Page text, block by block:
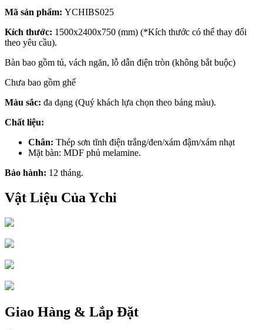
Mã sản phẩm: YCHIBS025
Kích thước: 1500x2400x750 (mm) (*Kích thước có thể thay đổi
theo yêu cầu).
Bàn bao gồm tủ, vách ngăn, lỗ dẫn điện tròn (không bắt buộc)
Chưa bao gồm ghế
Màu sắc: đa dạng (Quý khách lựa chọn theo bảng màu).
Chất liệu:
Chân: Thép sơn tĩnh điện trắng/đen/xám đậm/xám nhạt
Mặt bàn: MDF phủ melamine.
Bảo hành: 12 tháng.
Vật Liệu Của Ychi
Giao Hàng & Lắp Đặt